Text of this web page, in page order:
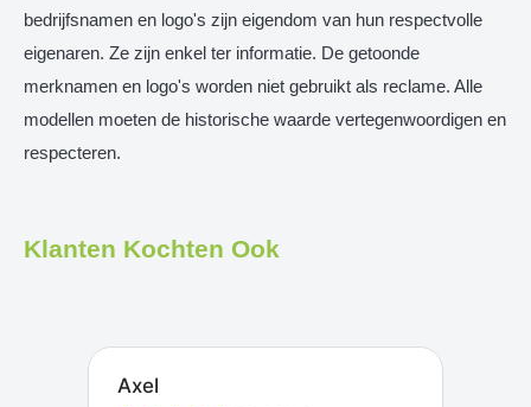
bedrijfsnamen en logo's zijn eigendom van hun respectvolle
eigenaren. Ze zijn enkel ter informatie. De getoonde
merknamen en logo's worden niet gebruikt als reclame. Alle
modellen moeten de historische waarde vertegenwoordigen en
respecteren.
Klanten Kochten Ook